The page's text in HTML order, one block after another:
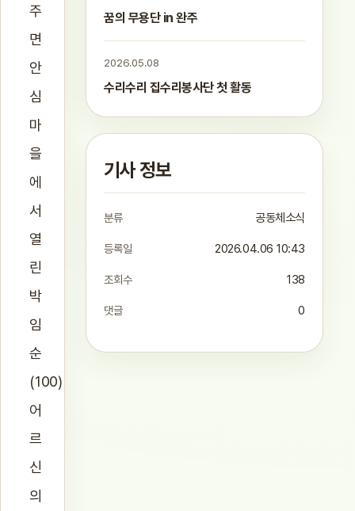
주
면
안
심
마
을
에
서
열
린
박
임
순
(100)
어
르
신
의
꿈의 무용단 in 완주
2026.05.08
수리수리 집수리봉사단 첫 활동
기사 정보
분류 공동체소식
등록일 2026.04.06 10:43
조회수 138
댓글 0